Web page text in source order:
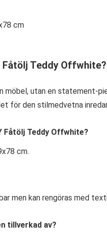
cm
Teddy Offwhite?
möbel, utan en statement-
för den stilmedvetna
Fåtölj Teddy Offwhite?
cm.
men kan rengöras med
tillverkad av?